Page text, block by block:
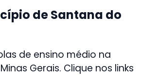
de Santana do
de ensino médio na
Gerais. Clique nos links